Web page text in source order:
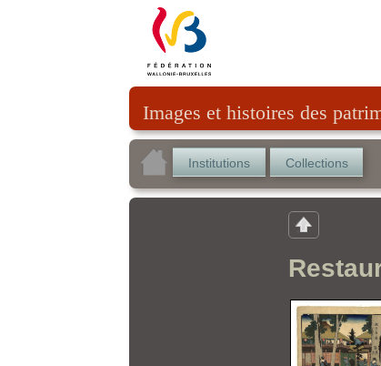
Images et histoires des
Institutions Collections